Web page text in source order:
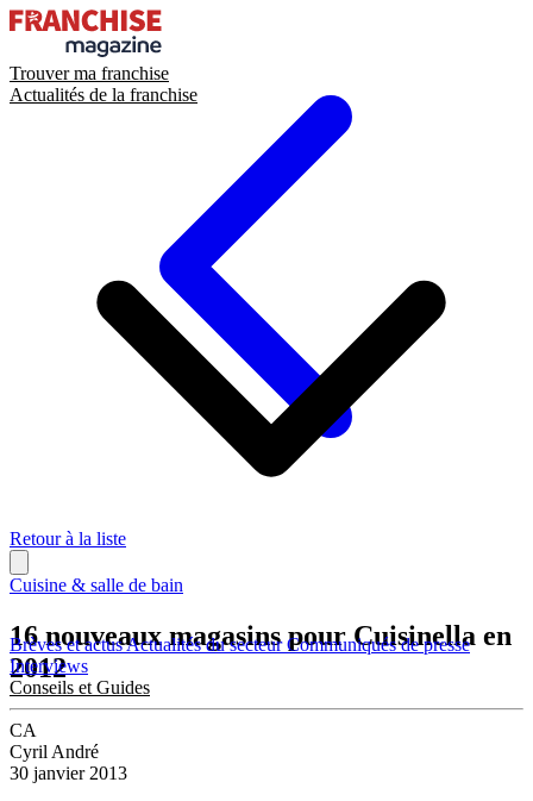
Trouver ma franchise
Actualités de la franchise
Brèves et actusActualités du secteurCommuniqués de presse
Interviews
Conseils et Guides
Retour à la liste
Cuisine & salle de bain
16 nouveaux magasins pour Cuisinella en
2012
CA
Cyril André
30 janvier 2013